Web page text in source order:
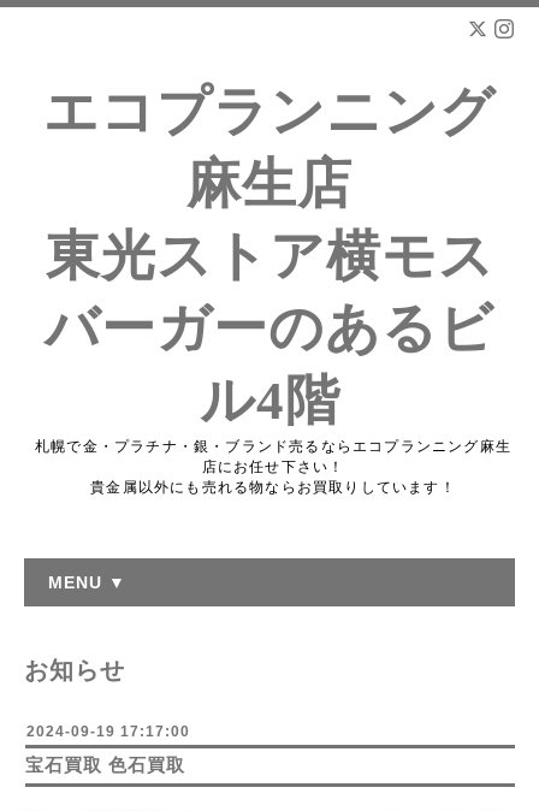
エコプランニング
麻生店
東光ストア横モス
バーガーのあるビ
ル4階
札幌で金・プラチナ・銀・ブランド売るならエコプランニング麻生
店にお任せ下さい！
貴金属以外にも売れる物ならお買取りしています！
MENU ▼
お知らせ
2024-09-19 17:17:00
宝石買取 色石買取